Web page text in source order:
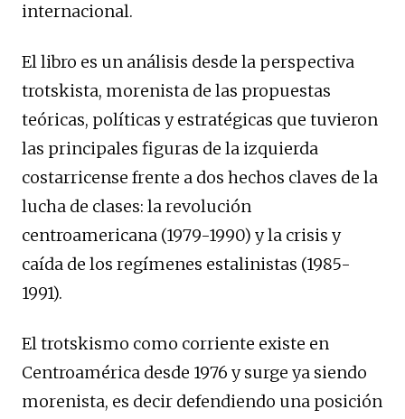
internacional.
El libro es un análisis desde la perspectiva
trotskista, morenista de las propuestas
teóricas, políticas y estratégicas que tuvieron
las principales figuras de la izquierda
costarricense frente a dos hechos claves de la
lucha de clases: la revolución
centroamericana (1979-1990) y la crisis y
caída de los regímenes estalinistas (1985-
1991).
El trotskismo como corriente existe en
Centroamérica desde 1976 y surge ya siendo
morenista, es decir defendiendo una posición